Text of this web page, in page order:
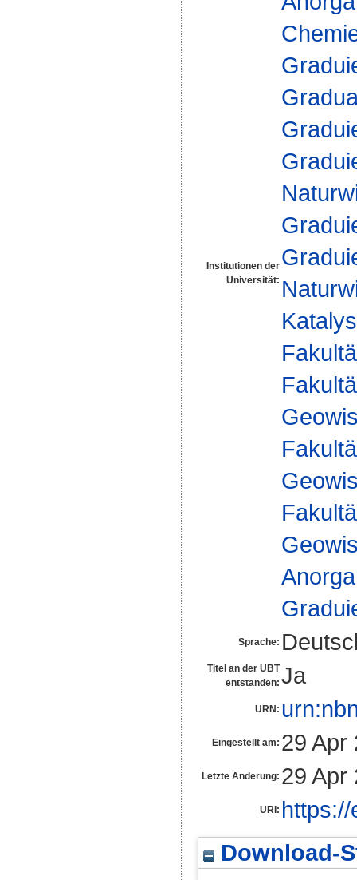
Institutionen der
Universität:
Sprache:
Titel an der UBT
entstanden: Ja
URN:
Eingestellt am: 29 Apr
Letzte Änderung: 29 Apr
URI:
Download-